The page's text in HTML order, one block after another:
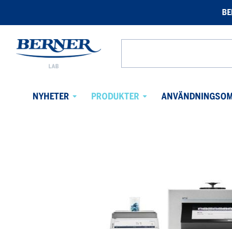
Berner
Lab
from
NYHETER
PRODUKTER